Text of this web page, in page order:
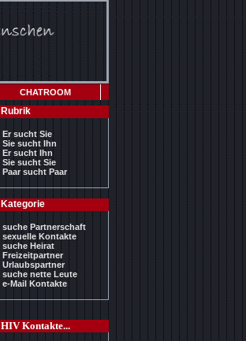
CHATROOM
Rubrik
Er sucht Sie
Sie sucht Ihn
Er sucht Ihn
Sie sucht Sie
Paar sucht Paar
Kategorie
suche Partnerschaft
sexuelle Kontakte
suche Heirat
Freizeitpartner
Urlaubspartner
suche nette Leute
e-Mail Kontakte
HIV Kontakte...